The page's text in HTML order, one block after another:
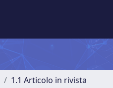
1.1 Articolo in rivista